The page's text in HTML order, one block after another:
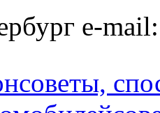
e-
советы,